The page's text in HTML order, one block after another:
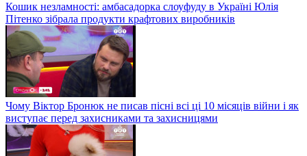
Кошик незламності: амбасадорка слоуфуду в Україні Юлія
Пітенко зібрала продукти крафтових виробників
Чому Віктор Бронюк не писав пісні всі ці 10 місяців війни і як
виступає перед захисниками та захисницями